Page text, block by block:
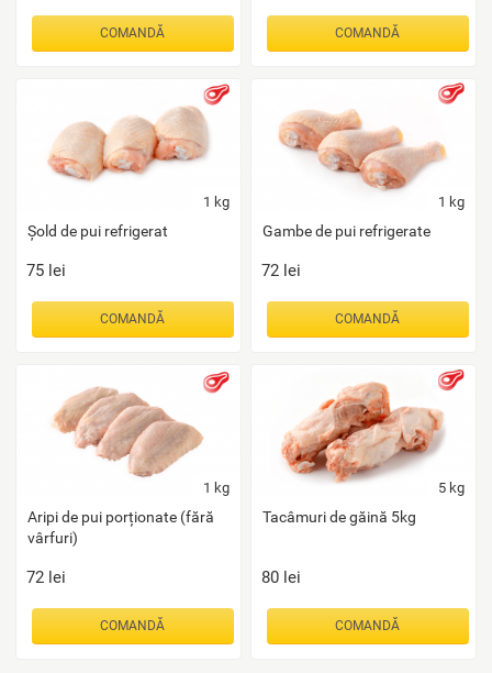
COMANDĂ COMANDĂ
1 kg
Șold de pui refrigerat
75 lei
COMANDĂ
1 kg
Gambe de pui refrigerate
72 lei
COMANDĂ
1 kg
Aripi de pui porționate (fără
vârfuri)
72 lei
COMANDĂ
5 kg
Tacâmuri de găină 5kg
80 lei
COMANDĂ